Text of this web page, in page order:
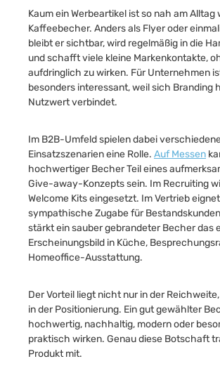
Kaum ein Werbeartikel ist so nah am Alltag
Kaffeebecher. Anders als Flyer oder
bleibt er sichtbar, wird regelmäßig in die
und schafft viele kleine Markenkontakte,
aufdringlich zu wirken. Für Unternehmen
besonders interessant, weil sich Branding
Nutzwert verbindet.
Im B2B-Umfeld spielen dabei
Einsatzszenarien eine Rolle. Auf Messen
hochwertiger Becher Teil eines
Give-away-Konzepts sein. Im Recruiting
Welcome Kits eingesetzt. Im Vertrieb
sympathische Zugabe für
stärkt ein sauber gebrandeter Becher das
Erscheinungsbild in Küche,
Homeoffice-Ausstattung.
Der Vorteil liegt nicht nur in der
in der Positionierung. Ein gut gewählter
hochwertig, nachhaltig, modern oder
praktisch wirken. Genau diese Botschaft
Produkt mit.